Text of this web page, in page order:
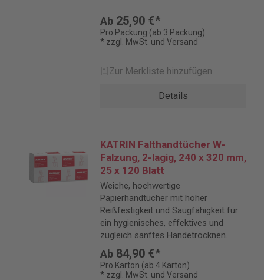
Ab 25,90 €*
Pro Packung (ab 3 Packung)
* zzgl. MwSt. und Versand
Zur Merkliste hinzufügen
Details
KATRIN Falthandtücher W-
Falzung, 2-lagig, 240 x 320 mm,
25 x 120 Blatt
Weiche, hochwertige
Papierhandtücher mit hoher
Reißfestigkeit und Saugfähigkeit für
ein hygienisches, effektives und
zugleich sanftes Händetrocknen.
Ab 84,90 €*
Pro Karton (ab 4 Karton)
* zzgl. MwSt. und Versand